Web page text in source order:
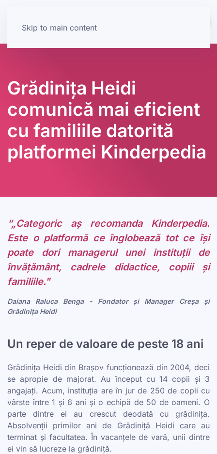
Skip to main content
Grădinița Heidi
comunică mai eficient
cu familiile datorită
platformei Kinderpedia
“„Categoric aș recomanda Kinderpedia.
Este o platformă ce înglobează tot ce își
poate dori managerul unei instituții de
învățământ, cadrele didactice, copiii și
familiile."
Daiana Raluca Benga - Fondator și Manager Creșa și
Grădinița Heidi
Un reper de valoare de peste 18 ani
Grădinița Heidi din Brașov funcționează din 2004, deci
se apropie de majorat. Au început cu 14 copii și 3
angajați. Acum, instituția are în jur de 250 de copii cu
vârste între 1 și 6 ani și o echipă de 50 de oameni. O
parte dintre ei au crescut deodată cu grădinița.
Absolvenții primilor ani de Grădiniță Heidi care au
terminat și facultatea. În vacanțele de vară, unii dintre
ei vin să lucreze la grădiniță.